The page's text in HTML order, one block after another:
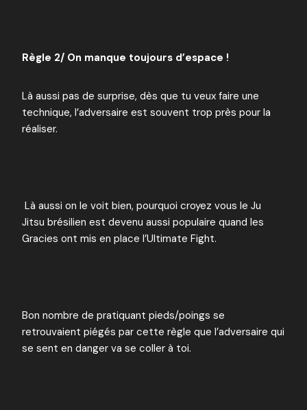
Règle 2/ On manque toujours d’espace !
Là aussi pas de surprise, dès que tu veux faire une
technique, l’adversaire est souvent trop près pour la
réaliser.
Là aussi on le voit bien, pourquoi croyez vous le Ju
Jitsu brésilien est devenu aussi populaire quand les
Gracies ont mis en place l’Ultimate Fight.
Bon nombre de pratiquant pieds/poings se
retrouvaient piégés par cette règle que l’adversaire qui
se sent en danger va se coller à toi.